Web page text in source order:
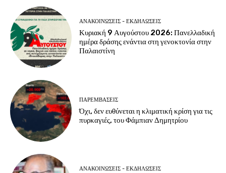
ΑΝΑΚΟΙΝΩΣΕΙΣ - ΕΚΔΗΛΩΣΕΙΣ
Κυριακή 9 Αυγούστου 2026: Πανελλαδική
ημέρα δράσης ενάντια στη γενοκτονία στην
Παλαιστίνη
ΠΑΡΕΜΒΑΣΕΙΣ
Όχι, δεν ευθύνεται η κλιματική κρίση για τις
πυρκαγιές, του Φάμπιαν Δημητρίου
ΑΝΑΚΟΙΝΩΣΕΙΣ - ΕΚΔΗΛΩΣΕΙΣ